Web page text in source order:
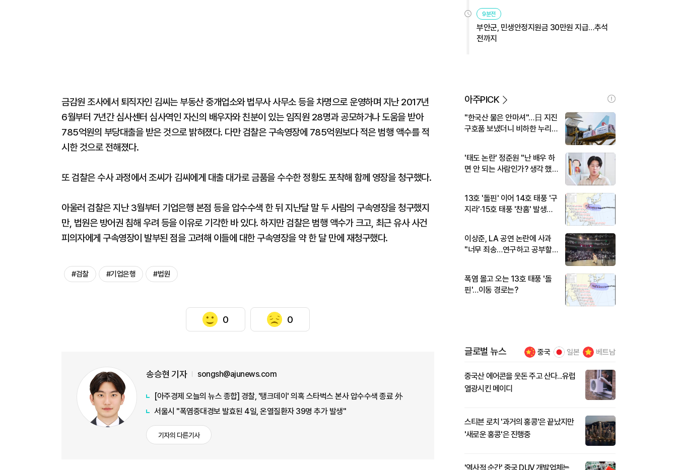
금감원 조사에서 퇴직자인 김씨는 부동산 중개업소와 법무사 사무소 등을 차명으로 운영하며 지난 2017년
6월부터 7년간 심사센터 심사역인 자신의 배우자와 친분이 있는 임직원 28명과 공모하거나 도움을 받아
785억원의 부당대출을 받은 것으로 밝혀졌다. 다만 검찰은 구속영장에 785억원보다 적은 범행 액수를 적
시한 것으로 전해졌다.
또 검찰은 수사 과정에서 조씨가 김씨에게 대출 대가로 금품을 수수한 정황도 포착해 함께 영장을 청구했다.
아울러 검찰은 지난 3월부터 기업은행 본점 등을 압수수색 한 뒤 지난달 말 두 사람의 구속영장을 청구했지
만, 법원은 방어권 침해 우려 등을 이유로 기각한 바 있다. 하지만 검찰은 범행 액수가 크고, 최근 유사 사건
피의자에게 구속영장이 발부된 점을 고려해 이들에 대한 구속영장을 약 한 달 만에 재청구했다.
#검찰 #기업은행 #법원
0 0
송승현 기자 songsh@ajunews.com
[아주경제 오늘의 뉴스 종합] 경찰, '탱크데이' 의혹 스타벅스 본사 압수수색 종료 外
서울시 "폭염중대경보 발효된 4일, 온열질환자 39명 추가 발생"
기자의 다른기사
9분전
부안군, 민생안정지원금 30만원 지급…추석
전까지
아주PICK
"한국산 물은 안마셔"…日 지진
구호품 보냈더니 비하한 누리
'태도 논란' 정준원 "난 배우 하
면 안 되는 사람인가? 생각 했
13호 '돌핀' 이어 14호 태풍 '구
지라'·15호 태풍 '찬홈' 발생…
이상준, LA 공연 논란에 사과
"너무 죄송…연구하고 공부할
폭염 몰고 오는 13호 태풍 '돌
핀'…이동 경로는?
글로벌 뉴스 중국 일본 베트남
중국산 에어콘을 웃돈 주고 산다...유럽
열광시킨 메이디
스티븐 로치 '과거의 홍콩'은 끝났지만
'새로운 홍콩'은 진행중
'역사적 순간' 중국 DUV 개발업체는